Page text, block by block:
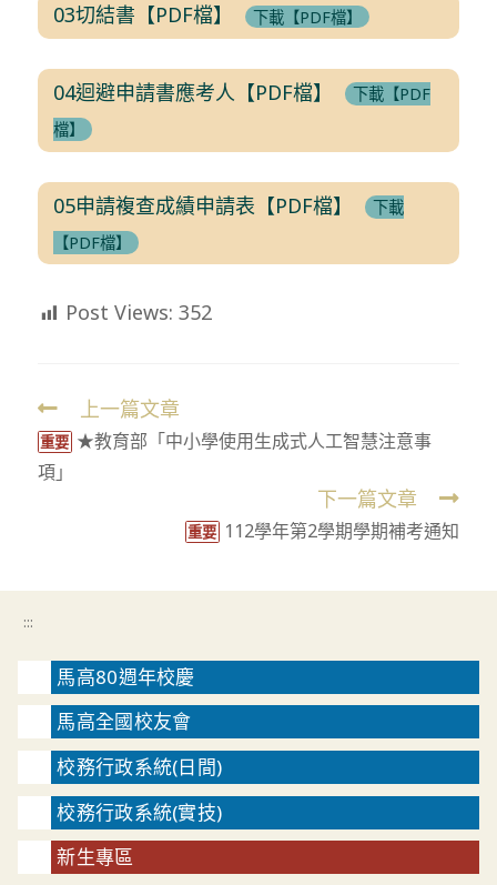
03切結書【PDF檔】 下載【PDF檔】
04迴避申請書應考人【PDF檔】
下載【PDF
檔】
05申請複查成績申請表【PDF檔】
下載
【PDF檔】
Post Views: 352
Read
more
articles
上一篇文章
重要 ★教育部「中小學使用生成式人工智慧注意事
項」
下一篇文章
重要 112學年第2學期學期補考通知
:::
馬高80週年校慶
馬高全國校友會
校務行政系統(日間)
校務行政系統(實技)
新生專區